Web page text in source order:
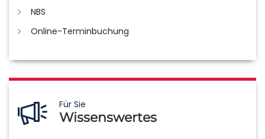
NBS
Online-Terminbuchung
Für Sie
Wissenswertes